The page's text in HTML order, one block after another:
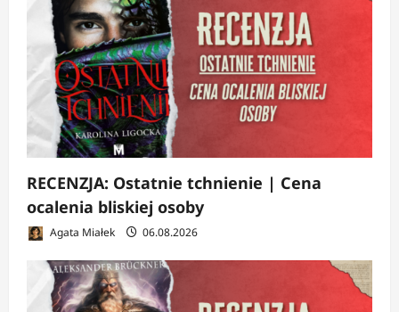
RECENZJA: Ostatnie tchnienie | Cena
ocalenia bliskiej osoby
Agata Miałek 06.08.2026